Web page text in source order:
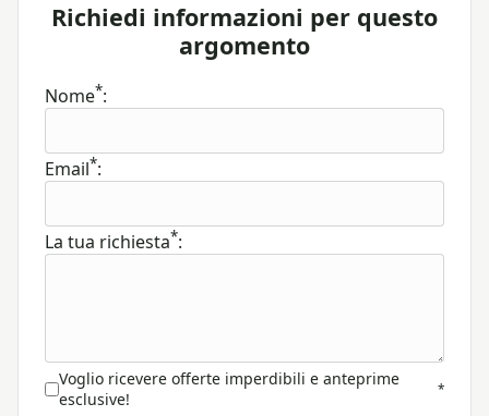
Richiedi informazioni per questo
argomento
Nome*:
Email*:
La tua richiesta*:
Voglio ricevere offerte imperdibili e anteprime
esclusive!
*